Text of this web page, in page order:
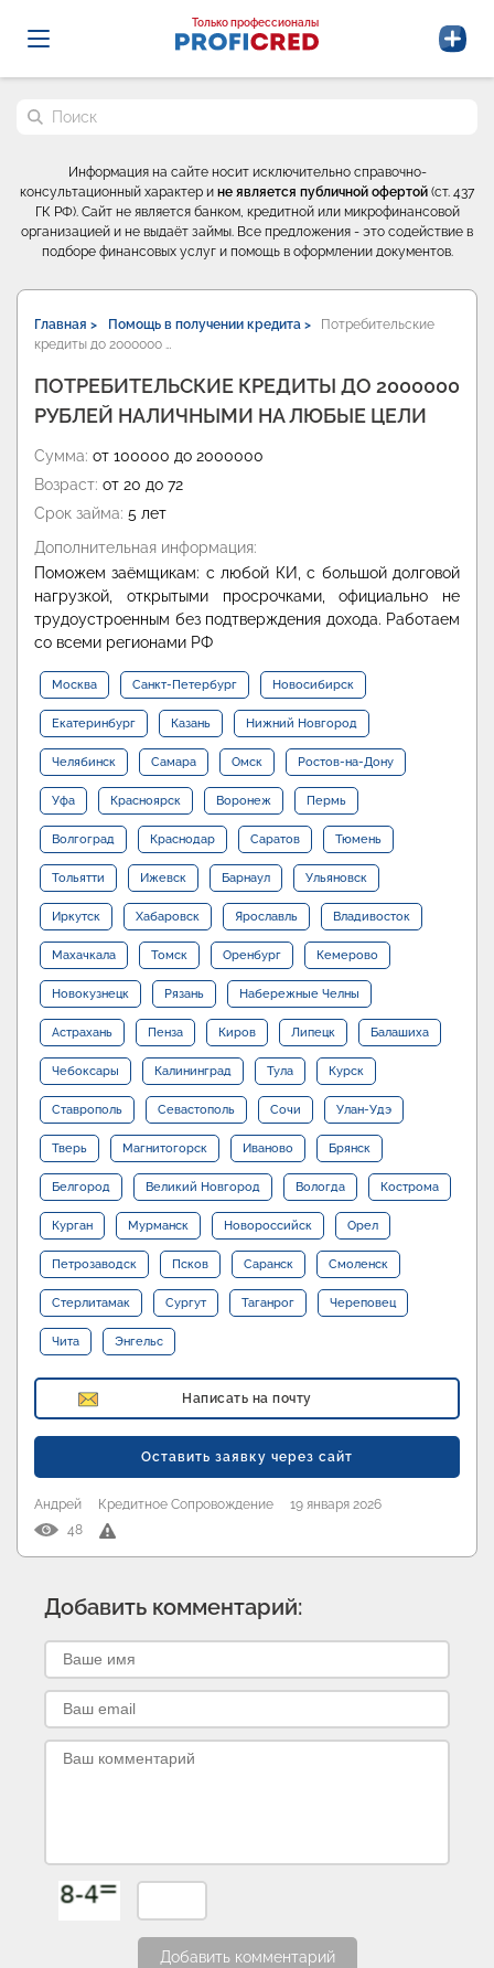
Probrokery - Только профессионалы
Только профессионалы
Поиск по сайту
Информация на сайте носит исключительно справочно-
консультационный характер и не является публичной офертой (ст. 437
ГК РФ). Сайт не является банком, кредитной или микрофинансовой
организацией и не выдаёт займы. Все предложения - это содействие в
подборе финансовых услуг и помощь в оформлении документов.
Главная > Помощь в получении кредита >
Потребительские
кредиты до 2000000 …
ПОТРЕБИТЕЛЬСКИЕ КРЕДИТЫ ДО 2000000
РУБЛЕЙ НАЛИЧНЫМИ НА ЛЮБЫЕ ЦЕЛИ
Сумма: от 100000 до 2000000
Возраст: от 20 до 72
Срок займа: 5 лет
Дополнительная информация:
Поможем заёмщикам: с любой КИ, с большой долговой
нагрузкой, открытыми просрочками, официально не
трудоустроенным без подтверждения дохода. Работаем
со всеми регионами РФ
Москва Санкт-Петербург Новосибирск
Екатеринбург Казань Нижний Новгород
Челябинск Самара Омск Ростов-на-Дону
Уфа Красноярск Воронеж Пермь
Волгоград Краснодар Саратов Тюмень
Тольятти Ижевск Барнаул Ульяновск
Иркутск Хабаровск Ярославль Владивосток
Махачкала Томск Оренбург Кемерово
Новокузнецк Рязань Набережные Челны
Астрахань Пенза Киров Липецк Балашиха
Чебоксары Калининград Тула Курск
Ставрополь Севастополь Сочи Улан-Удэ
Тверь Магнитогорск Иваново Брянск
Белгород Великий Новгород Вологда Кострома
Курган Мурманск Новороссийск Орел
Петрозаводск Псков Саранск Смоленск
Стерлитамак Сургут Таганрог Череповец
Чита Энгельс
Написать на почту
Оставить заявку через сайт
Андрей Кредитное Сопровождение
19 января 2026
48
Добавить комментарий:
Добавить комментарий